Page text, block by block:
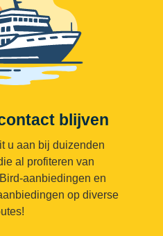
blijven
u aan bij duizenden
al profiteren van
aanbiedingen en
op diverse